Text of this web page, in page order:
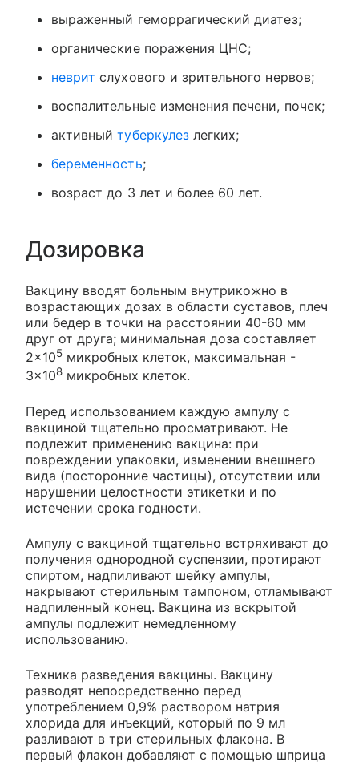
выраженный геморрагический диатез;
органические поражения ЦНС;
неврит слухового и зрительного нервов;
воспалительные изменения печени, почек;
активныйтуберкулезлегких;
беременность;
возраст до 3 лет и более 60 лет.
Дозировка
Вакцину вводят больным внутрикожно в
возрастающих дозах в области суставов, плеч
или бедер в точки на расстоянии 40-60 мм
друг от друга; минимальная доза составляет
2×105 микробных клеток, максимальная -
3×108 микробных клеток.
Перед использованием каждую ампулу с
вакциной тщательно просматривают. Не
подлежит применению вакцина: при
повреждении упаковки, изменении внешнего
вида (посторонние частицы), отсутствии или
нарушении целостности этикетки и по
истечении срока годности.
Ампулу с вакциной тщательно встряхивают до
получения однородной суспензии, протирают
спиртом, надпиливают шейку ампулы,
накрывают стерильным тампоном, отламывают
надпиленный конец. Вакцина из вскрытой
ампулы подлежит немедленному
использованию.
Техника разведения вакцины. Вакцину
разводят непосредственно перед
употреблением 0,9% раствором натрия
хлорида для инъекций, который по 9 мл
разливают в три стерильных флакона. В
первый флакон добавляют с помощью шприца